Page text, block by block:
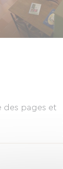
des pages et